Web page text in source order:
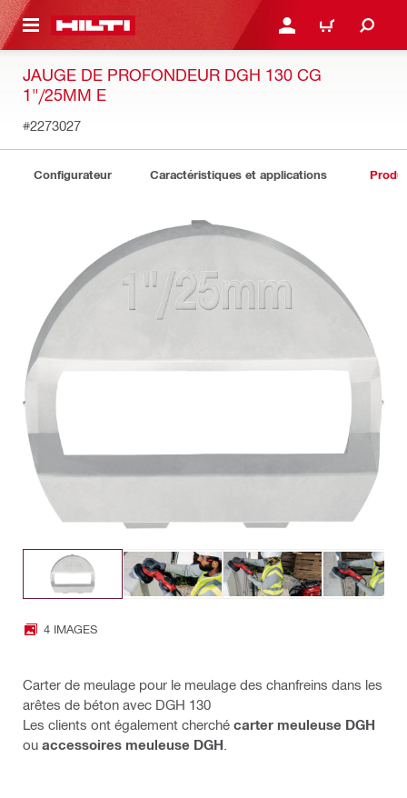
CONTENT CONNEXION OU
PANIER
JAUGE DE PROFONDEUR DGH 130 CG
1"/25MM E
#2273027
Configurateur Caractéristiques et applications
4 IMAGES
Carter de meulage pour le meulage des chanfreins dans les
arêtes de béton avec DGH 130
Les clients ont également cherché carter meuleuse DGH
ou accessoires meuleuse DGH